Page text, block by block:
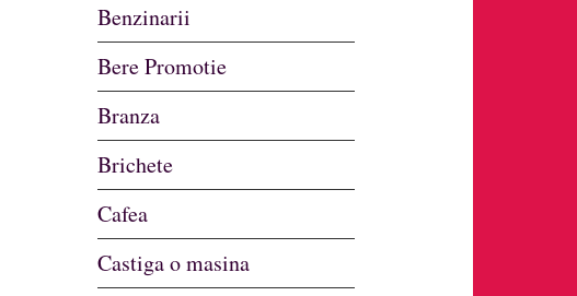
Benzinarii
Bere Promotie
Branza
Brichete
Cafea
Castiga o masina